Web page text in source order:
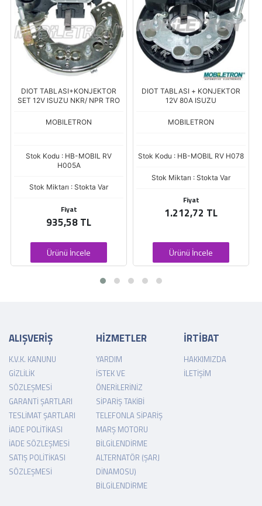
DIOT TABLASI+KONJEKTOR
SET 12V ISUZU NKR/ NPR TRO
MOBILETRON
Stok Kodu : HB-MOBIL RV
H005A
Stok Miktarı : Stokta Var
Fiyat
935,58 TL
Ürünü İncele
DIOT TABLASI + KONJEKTOR
12V 80A ISUZU
MOBILETRON
Stok Kodu : HB-MOBIL RV H078
Stok Miktarı : Stokta Var
Fiyat
1.212,72 TL
Ürünü İncele
ALIŞVERİŞ
K.V.K. KANUNU
GIZLILIK
SÖZLEŞMESI
GARANTI ŞARTLARI
TESLIMAT ŞARTLARI
İADE POLITIKASI
İADE SÖZLEŞMESI
SATIŞ POLITIKASI
SÖZLEŞMESI
HİZMETLER
YARDIM
İSTEK VE
ÖNERILERINIZ
SIPARIŞ TAKIBI
TELEFONLA SIPARIŞ
MARŞ MOTORU
BILGILENDIRME
ALTERNATÖR (ŞARJ
DINAMOSU)
BILGILENDIRME
İRTİBAT
HAKKIMIZDA
İLETIŞIM